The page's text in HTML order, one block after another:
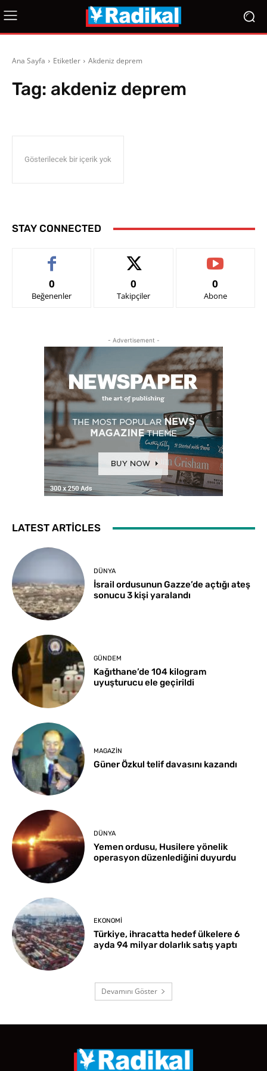
Ana Sayfa Etiketler Akdeniz deprem
Tag: akdeniz deprem
Gösterilecek bir içerik yok
STAY CONNECTED
0
Beğenenler
0
Takipçiler
0
Abone
- Advertisement -
LATEST ARTICLES
DÜNYA
İsrail ordusunun Gazze’de açtığı ateş
sonucu 3 kişi yaralandı
GÜNDEM
Kağıthane’de 104 kilogram
uyuşturucu ele geçirildi
MAGAZIN
Güner Özkul telif davasını kazandı
DÜNYA
Yemen ordusu, Husilere yönelik
operasyon düzenlediğini duyurdu
EKONOMI
Türkiye, ihracatta hedef ülkelere 6
ayda 94 milyar dolarlık satış yaptı
Devamını Göster